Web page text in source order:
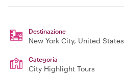
Destinazione
New York City, United States
Categoria
City Highlight Tours